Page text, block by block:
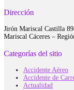
Dirección
Jirón Mariscal Castilla
Mariscal Cáceres –
Categorías del sitio
Accidente Aéreo
Accidente de
Actualidad